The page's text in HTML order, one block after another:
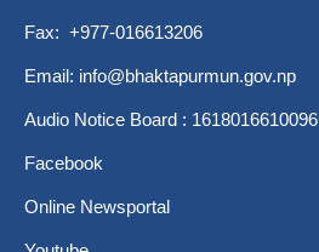
Fax: +977-016613206
Email: info@bhaktapurmun.gov.np
Audio Notice Board : 1618016610096
Facebook
Online Newsportal